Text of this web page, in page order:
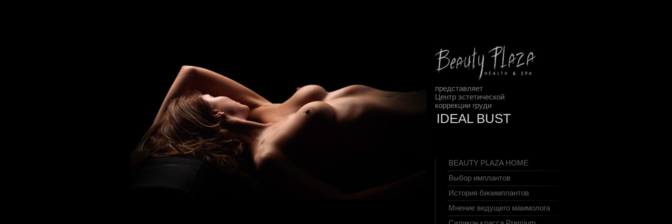
представляет
Центр эстетической
коррекции груди
IDEAL BUST
BEAUTY PLAZA HOME
Выбор имплантов
История биоимплантов
Мнение ведущего маммолога